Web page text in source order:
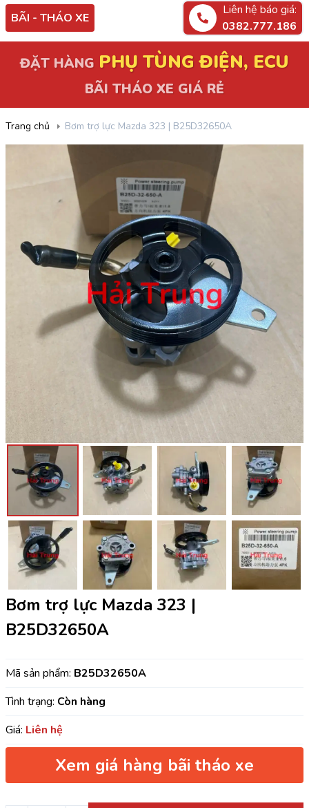
BÃI - THÁO XE
Liên hệ báo giá:
0382.777.186
ĐẶT HÀNGPHỤ TÙNG ĐIỆN, ECU
BÃI THÁO XE GIÁ RẺ
Trang chủ Bơm trợ lực Mazda 323 | B25D32650A
Bơm trợ lực Mazda 323 |
B25D32650A
Mã sản phẩm: B25D32650A
Tình trạng: Còn hàng
Giá: Liên hệ
Xem giá hàng bãi tháo xe